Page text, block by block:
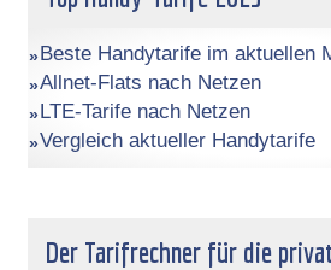
Beste Handytarife im aktuellen
Allnet-Flats nach Netzen
LTE-Tarife nach Netzen
Vergleich aktueller Handytarife
Der Tarifrechner für die